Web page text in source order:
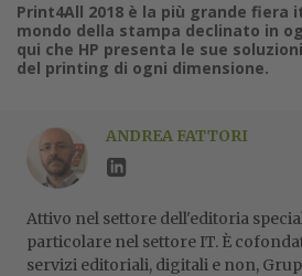
Print4All 2018 è la più grande fiera
mondo della stampa declinato in
qui che HP presenta le sue
del printing di ogni dimensione.
ANDREA FATTORI
Attivo nel settore dell'editoria
particolare nel settore IT. È
servizi editoriali, digitali e non,